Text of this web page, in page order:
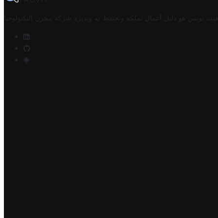
تونس هو دليل أعمال تملكه وتحتفظ به وتديره شركة مخزن التكنولوجيا